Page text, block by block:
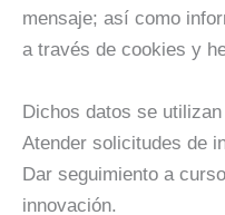
mensaje; así como
a través de cookies y
Dichos datos se utilizan
Atender solicitudes de
Dar seguimiento a
innovación.